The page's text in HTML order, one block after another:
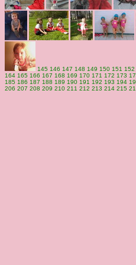
145 146 147 148 149 150 151 152
164 165 166 167 168 169 170 171 172 173
185 186 187 188 189 190 191 192 193 194
206 207 208 209 210 211 212 213 214 215